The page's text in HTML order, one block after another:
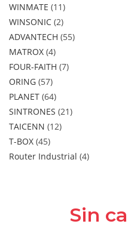
WINMATE 11
WINSONIC 2
ADVANTECH 55
MATROX 4
FOUR-FAITH 7
ORING 57
PLANET 64
SINTRONES 21
TAICENN 12
T-BOX 45
Router Industrial 4
Sin